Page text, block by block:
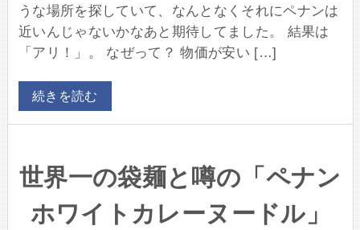
うな場所を探していて、なんとなくそれにペナンは
近いんじゃないかなあと期待してました。 結果は
「アリ！」。 なぜって？ 物価が安い […]
続きを読む
世界一の袋麺と噂の「ペナン
ホワイトカレーヌードル」